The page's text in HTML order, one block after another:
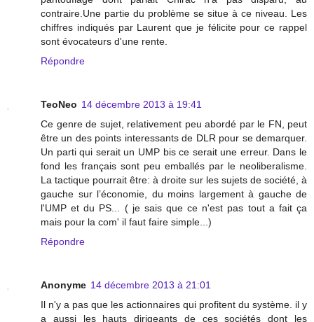
contraire.Une partie du problème se situe à ce niveau. Les
chiffres indiqués par Laurent que je félicite pour ce rappel
sont évocateurs d'une rente.
Répondre
TeoNeo 14 décembre 2013 à 19:41
Ce genre de sujet, relativement peu abordé par le FN, peut
être un des points interessants de DLR pour se demarquer.
Un parti qui serait un UMP bis ce serait une erreur. Dans le
fond les français sont peu emballés par le neoliberalisme.
La tactique pourrait être: à droite sur les sujets de société, à
gauche sur l’économie, du moins largement à gauche de
l'UMP et du PS... ( je sais que ce n'est pas tout a fait ça
mais pour la com' il faut faire simple...)
Répondre
Anonyme 14 décembre 2013 à 21:01
Il n'y a pas que les actionnaires qui profitent du système. il y
a aussi les hauts dirigeants de ces sociétés dont les